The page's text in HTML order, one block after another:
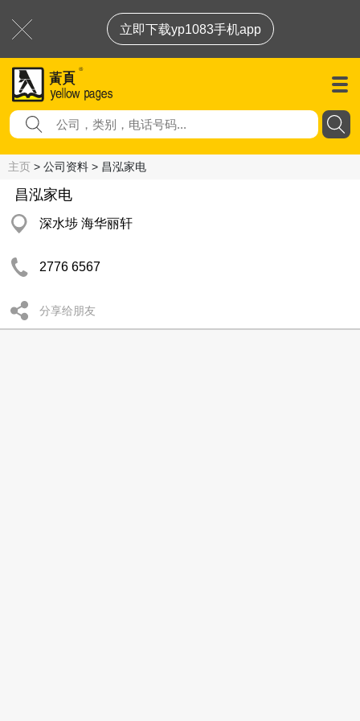
立即下载yp1083手机app
主页 > 公司资料 > 昌泓家电
昌泓家电
深水埗 海华丽轩
2776 6567
分享给朋友